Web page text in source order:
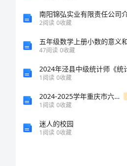
2阅读 0收藏
47阅读 0收藏
1阅读 0收藏
2024-2025学年重庆市六校九年级化学上学期期末经典模拟试题含解析
1阅读 0收藏
迷人的校园
1阅读 0收藏